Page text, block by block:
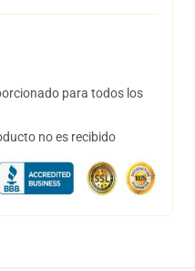
para todos los
no es recibido